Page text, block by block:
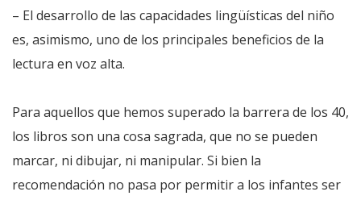
– El desarrollo de las capacidades lingüísticas del niño
es, asimismo, uno de los principales beneficios de la
lectura en voz alta.
Para aquellos que hemos superado la barrera de los 40,
los libros son una cosa sagrada, que no se pueden
marcar, ni dibujar, ni manipular. Si bien la
recomendación no pasa por permitir a los infantes ser